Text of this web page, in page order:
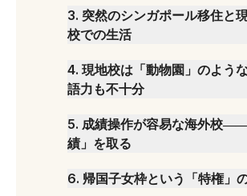
3. 突然のシンガポール移住と
校での生活
4. 現地校は「動物園」のよう
語力も不十分
5. 成績操作が容易な海外校
績」を取る
6. 帰国子女枠という「特権」